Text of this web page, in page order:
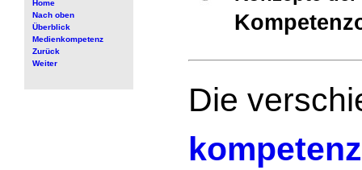
Home
Nach oben
Überblick
Medienkompetenz
Zurück
Weiter
Die